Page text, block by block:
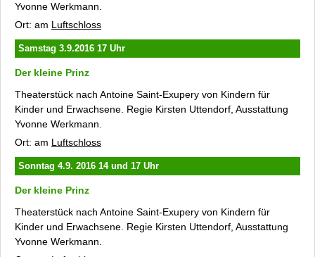
Yvonne Werkmann.
Ort: am Luftschloss
Samstag 3.9.2016 17 Uhr
Der kleine Prinz
Theaterstück nach Antoine Saint-Exupery von Kindern für
Kinder und Erwachsene. Regie Kirsten Uttendorf, Ausstattung
Yvonne Werkmann.
Ort: am Luftschloss
Sonntag 4.9. 2016 14 und 17 Uhr
Der kleine Prinz
Theaterstück nach Antoine Saint-Exupery von Kindern für
Kinder und Erwachsene. Regie Kirsten Uttendorf, Ausstattung
Yvonne Werkmann.